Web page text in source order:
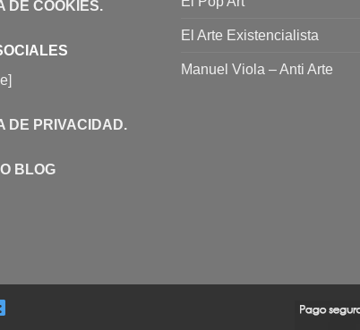
DE COOKIES.
DE PRIVACIDAD.
BLOG
El Arte Existencialista
Manuel Viola – Anti Arte